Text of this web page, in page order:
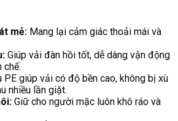
mẻ: Mang lại cảm giác thoải mái và
Giúp vải đàn hồi tốt, dễ dàng vận động
chế.
PE giúp vải có độ bền cao, không bị xù
nhiều lần giặt.
Giữ cho người mặc luôn khô ráo và